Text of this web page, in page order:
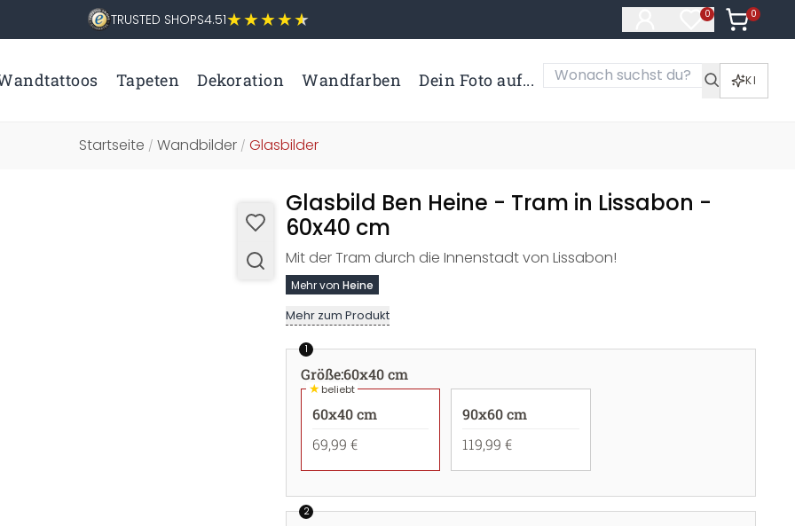
TRUSTED SHOPS4.51 0
Artikel im
0
Artikel
Tapeten Dekoration Wandfarben Dein Foto auf... KI
Startseite / Wandbilder / Glasbilder
Glasbild Ben Heine - Tram in Lissabon -
60x40 cm
Mit der Tram durch die Innenstadt von Lissabon!
Mehr von Heine
Mehr zum Produkt
1
Größe:60x40 cm
★beliebt
60x40 cm
69,99 €
90x60 cm
119,99 €
2